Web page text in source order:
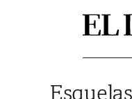
Esquelas